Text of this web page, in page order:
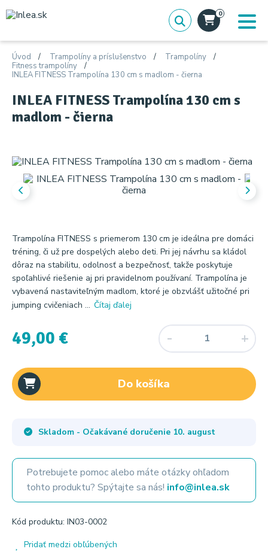
0
Úvod Trampolíny a príslušenstvo
Trampolíny
Fitness trampolíny
INLEA FITNESS Trampolína 130 cm s madlom - čierna
INLEA FITNESS Trampolína 130 cm s
madlom - čierna
Trampolína FITNESS s priemerom 130 cm je ideálna pre domáci
tréning, či už pre dospelých alebo deti. Pri jej návrhu sa kládol
dôraz na stabilitu, odolnosť a bezpečnosť, takže poskytuje
spoľahlivé riešenie aj pri pravidelnom používaní. Trampolína je
vybavená nastaviteľným madlom, ktoré je obzvlášť užitočné pri
jumping cvičeniach ... Čítaj ďalej
49,00 €
Do košíka
Skladom - Očakávané doručenie 10. august
Potrebujete pomoc alebo máte otázky ohľadom
tohto produktu? Spýtajte sa nás! info@inlea.sk
Kód produktu: IN03-0002
Pridať medzi obľúbených